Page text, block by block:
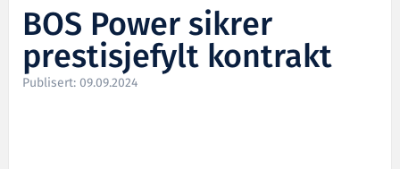
BOS Power sikrer
prestisjefylt kontrakt
Publisert: 09.09.2024